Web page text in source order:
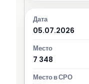
05.07.2026
7 348